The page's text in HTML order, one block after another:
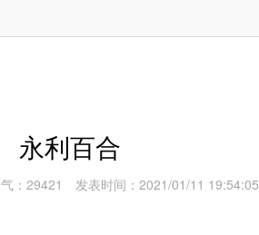
永利百合
：29421 发表时间：2021/01/11 19:54:05